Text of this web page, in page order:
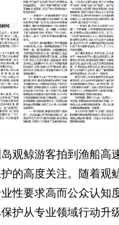
鲸游客拍到渔船高速
的高度关注。随着观
性要求高而公众认知
护从专业领域行动升